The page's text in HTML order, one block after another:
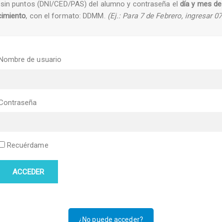
sin puntos (DNI/CED/PAS) del alumno y contraseña el día y mes de
, con el formato: DDMM. (Ej.: Para 7 de Febrero, ingresar
de usuario
Recuérdame
ACCEDER
¿No puede acceder?